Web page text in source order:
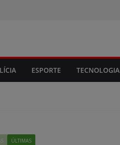
ESPORTE TECNOLOGIA
ÚLTIMAS